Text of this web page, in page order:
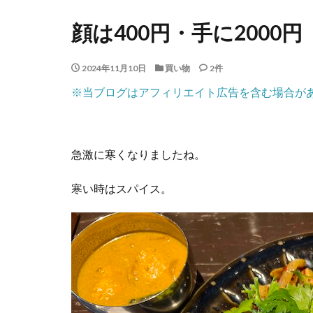
顔は400円・手に2000円
2024年11月10日 買い物 2件
※当ブログはアフィリエイト広告を含む場合が
急激に寒くなりましたね。
寒い時はスパイス。